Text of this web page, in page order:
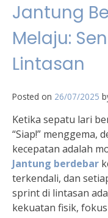
Jantung
Melaju:
Lintasan
Posted on 26/07/2025
Ketika sepatu lari
“Siap!” menggema,
kecepatan adalah
Jantung berdebar
terkendali, dan
sprint di lintasan
kekuatan fisik,